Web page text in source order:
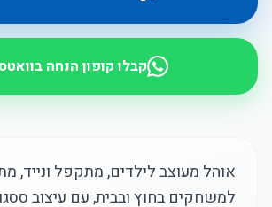
קבלו קופון הנחה
אוהל מעוצב לילדים, מתקפל ונייד,
למשחקים בחוץ ובבית, עם עיצוב